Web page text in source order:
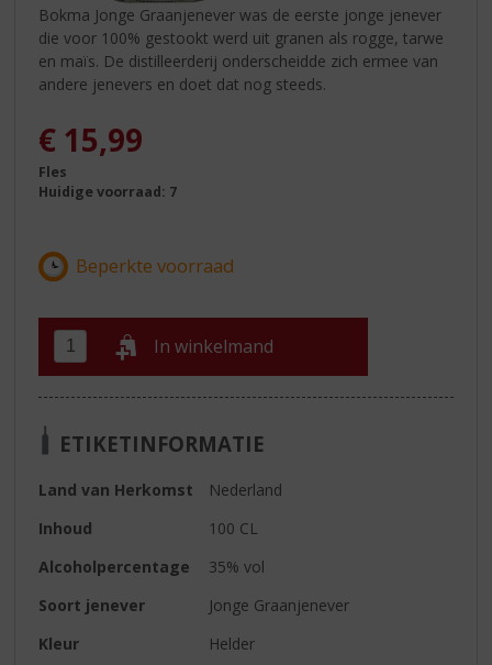
Bokma Jonge Graanjenever was de eerste jonge jenever
die voor 100% gestookt werd uit granen als rogge, tarwe
en maïs. De distilleerderij onderscheidde zich ermee van
andere jenevers en doet dat nog steeds.
€ 15,99
Fles
Huidige voorraad: 7
In winkelmand
ETIKETINFORMATIE
Land van Herkomst
Nederland
Inhoud
100 CL
Alcoholpercentage
35% vol
Soort jenever
Jonge Graanjenever
Kleur
Helder